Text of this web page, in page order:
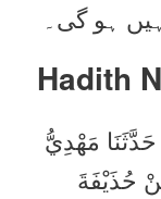
ہو گی۔
Hadith
مَهْدِيُّ
حُذَيْفَةَ